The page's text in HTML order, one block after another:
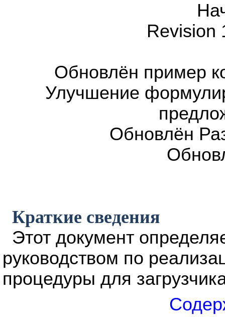
Revision
Обновлён пример
Улучшение
Обновлён
Краткие сведения
Этот документ
руководством по
процедуры для